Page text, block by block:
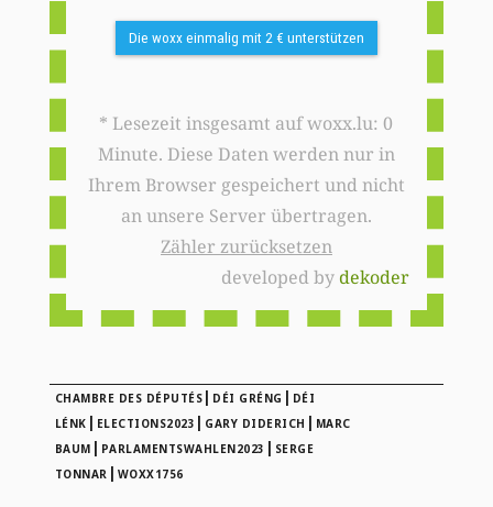
Die woxx einmalig mit 2 € unterstützen
* Lesezeit insgesamt auf woxx.lu: 0
Minute. Diese Daten werden nur in
Ihrem Browser gespeichert und nicht
an unsere Server übertragen.
Zähler zurücksetzen
developed bydekoder
CHAMBRE DES DÉPUTÉS | DÉI GRÉNG | DÉI
LÉNK | ELECTIONS2023 | GARY DIDERICH | MARC
BAUM | PARLAMENTSWAHLEN2023 | SERGE
TONNAR | WOXX1756